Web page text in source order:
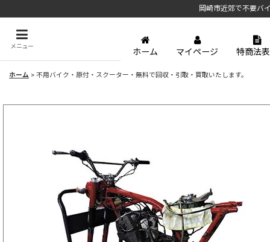
岡崎市近郊で不要バ
メニュー
ホーム マイページ 特商法
ホーム > 不用バイク・原付・スクーター・無料で回収・引取・買取いたします。